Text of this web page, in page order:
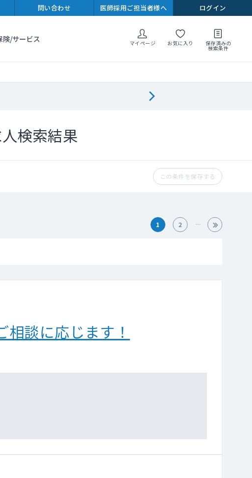
問い合わせ 医師採用ご担当者様へ ログイン
険/サービス マイページ お気に入り 保存済みの
検索条件
検索結果
この条件を保存する
1 2
談に応じます！